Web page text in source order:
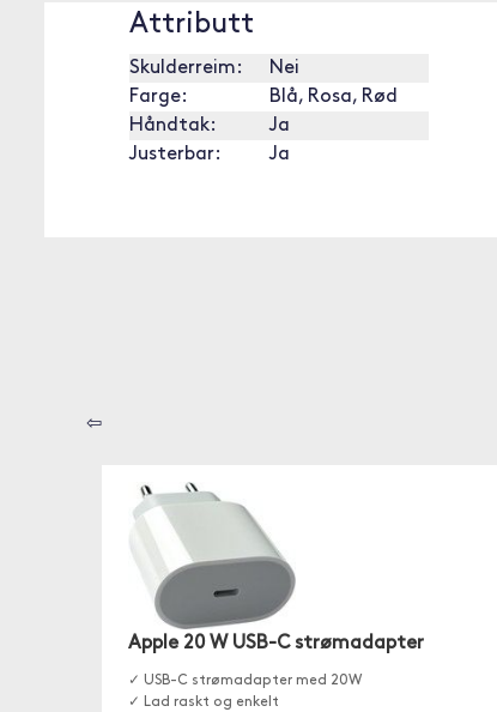
Attributt
Skulderreim:
Nei
Farge:
Blå, Rosa, Rød
Håndtak:
Ja
Justerbar:
Ja
⇦
Apple 20 W USB-C strømadapter
✓ USB-C strømadapter med 20W
✓ Lad raskt og enkelt